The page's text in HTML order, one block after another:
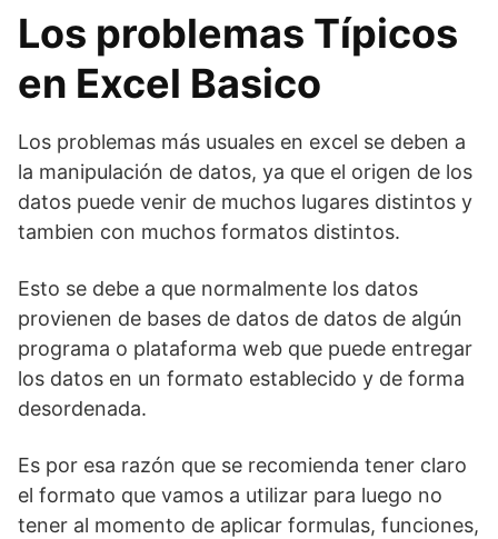
Los problemas Típicos
en Excel Basico
Los problemas más usuales en excel se deben a
la manipulación de datos, ya que el origen de los
datos puede venir de muchos lugares distintos y
tambien con muchos formatos distintos.
Esto se debe a que normalmente los datos
provienen de bases de datos de datos de algún
programa o plataforma web que puede entregar
los datos en un formato establecido y de forma
desordenada.
Es por esa razón que se recomienda tener claro
el formato que vamos a utilizar para luego no
tener al momento de aplicar formulas, funciones,